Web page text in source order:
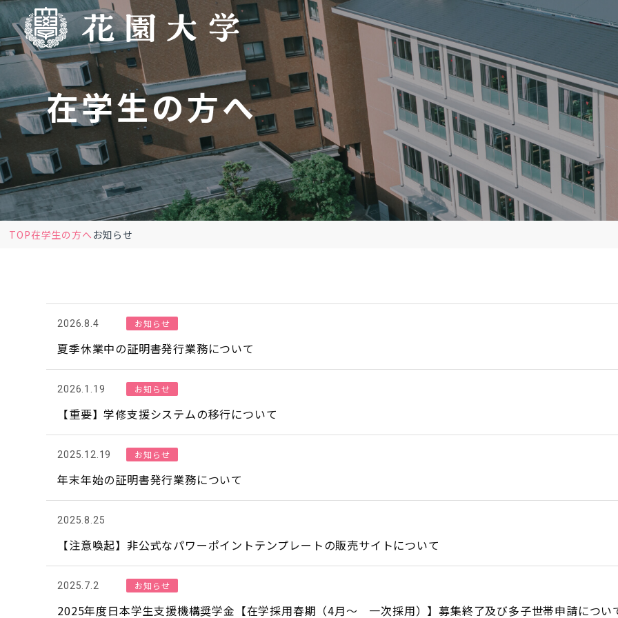
在学生の方へ
TOP在学生の方へ お知らせ
2026.8.4 お知らせ
夏季休業中の証明書発行業務について
2026.1.19 お知らせ
【重要】学修支援システムの移行について
2025.12.19 お知らせ
年末年始の証明書発行業務について
2025.8.25
【注意喚起】非公式なパワーポイントテンプレートの販売サイトについて
2025.7.2 お知らせ
2025年度日本学生支援機構奨学金【在学採用春期（4月～ 一次採用）】募集終了及び多子世帯申請につい